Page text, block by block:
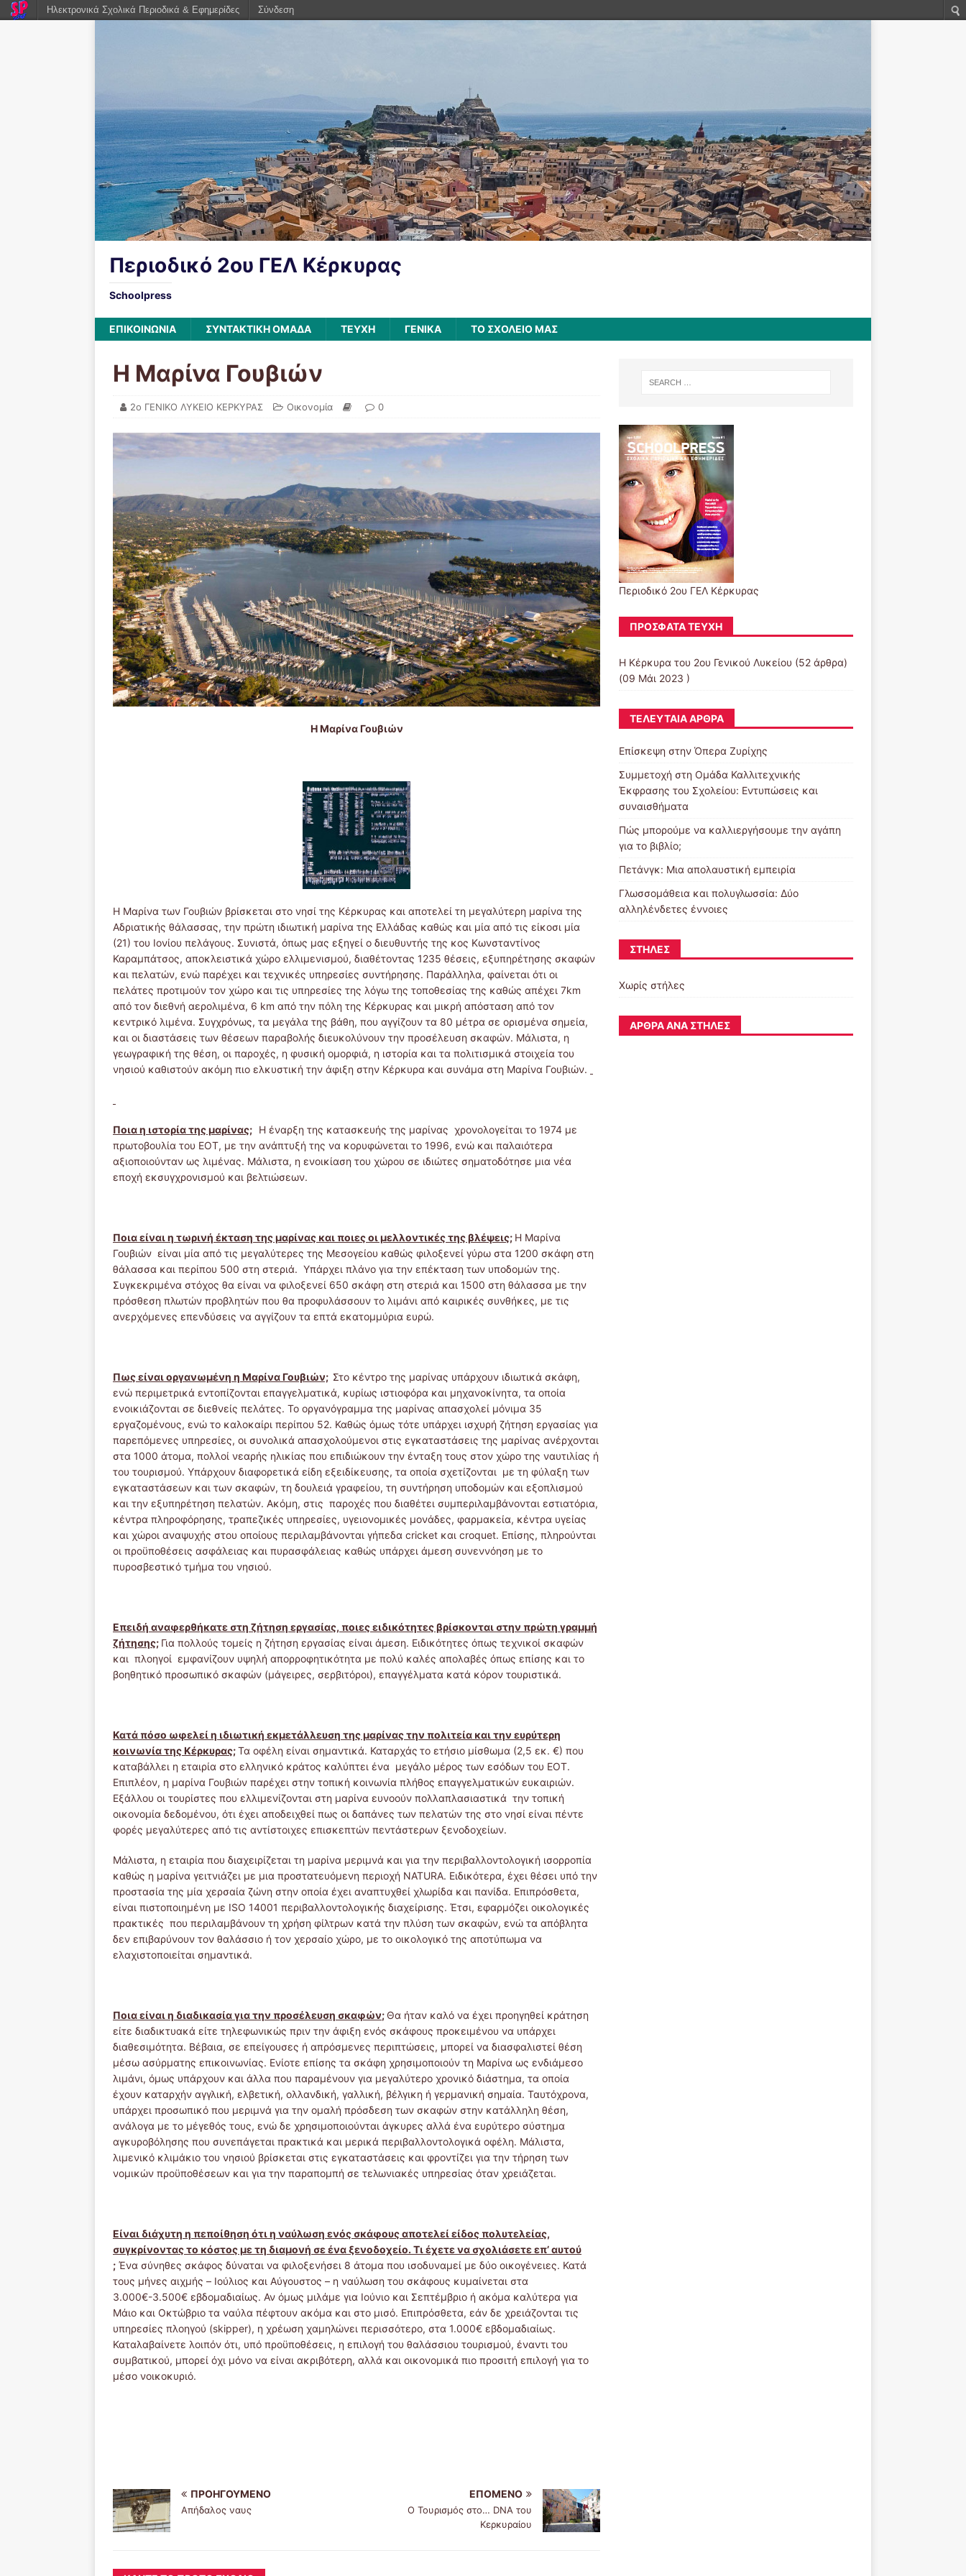
Περιοδικό 2ου ΓΕΛ Κέρκυρας
Schoolpress
ΕΠΙΚΟΙΝΩΝΙΑ ΣΥΝΤΑΚΤΙΚΗ ΟΜΑΔΑ ΤΕΥΧΗ ΓΕΝΙΚΆ ΤΟ ΣΧΟΛΕΙΟ ΜΑΣ
Η Μαρίνα Γουβιών
2ο ΓΕΝΙΚΟ ΛΥΚΕΙΟ ΚΕΡΚΥΡΑΣ Οικονομία 0
Η Μαρίνα Γουβιών
Η Μαρίνα των Γουβιών βρίσκεται στο νησί της Κέρκυρας και αποτελεί τη μεγαλύτερη μαρίνα της
Αδριατικής θάλασσας, την πρώτη ιδιωτική μαρίνα της Ελλάδας καθώς και μία από τις είκοσι μία
(21) του Ιονίου πελάγους. Συνιστά, όπως μας εξηγεί ο διευθυντής της κος Κωνσταντίνος
Καραμπάτσος, αποκλειστικά χώρο ελλιμενισμού, διαθέτοντας 1235 θέσεις, εξυπηρέτησης σκαφών
και πελατών, ενώ παρέχει και τεχνικές υπηρεσίες συντήρησης. Παράλληλα, φαίνεται ότι οι
πελάτες προτιμούν τον χώρο και τις υπηρεσίες της λόγω της τοποθεσίας της καθώς απέχει 7km
από τον διεθνή αερολιμένα, 6 km από την πόλη της Κέρκυρας και μικρή απόσταση από τον
κεντρικό λιμένα. Συγχρόνως, τα μεγάλα της βάθη, που αγγίζουν τα 80 μέτρα σε ορισμένα σημεία,
και οι διαστάσεις των θέσεων παραβολής διευκολύνουν την προσέλευση σκαφών. Μάλιστα, η
γεωγραφική της θέση, οι παροχές, η φυσική ομορφιά, η ιστορία και τα πολιτισμικά στοιχεία του
νησιού καθιστούν ακόμη πιο ελκυστική την άφιξη στην Κέρκυρα και συνάμα στη Μαρίνα Γουβιών.
Ποια η ιστορία της μαρίνας; Η έναρξη της κατασκευής της μαρίνας χρονολογείται το 1974 με
πρωτοβουλία του ΕΟΤ, με την ανάπτυξή της να κορυφώνεται το 1996, ενώ και παλαιότερα
αξιοποιούνταν ως λιμένας. Μάλιστα, η ενοικίαση του χώρου σε ιδιώτες σηματοδότησε μια νέα
εποχή εκσυγχρονισμού και βελτιώσεων.
Ποια είναι η τωρινή έκταση της μαρίνας και ποιες οι μελλοντικές της βλέψεις; Η Μαρίνα
Γουβιών είναι μία από τις μεγαλύτερες της Μεσογείου καθώς φιλοξενεί γύρω στα 1200 σκάφη στη
θάλασσα και περίπου 500 στη στεριά. Υπάρχει πλάνο για την επέκταση των υποδομών της.
Συγκεκριμένα στόχος θα είναι να φιλοξενεί 650 σκάφη στη στεριά και 1500 στη θάλασσα με την
πρόσθεση πλωτών προβλητών που θα προφυλάσσουν το λιμάνι από καιρικές συνθήκες, με τις
ανερχόμενες επενδύσεις να αγγίζουν τα επτά εκατομμύρια ευρώ.
Πως είναι οργανωμένη η Μαρίνα Γουβιών; Στο κέντρο της μαρίνας υπάρχουν ιδιωτικά σκάφη,
ενώ περιμετρικά εντοπίζονται επαγγελματικά, κυρίως ιστιοφόρα και μηχανοκίνητα, τα οποία
ενοικιάζονται σε διεθνείς πελάτες. Το οργανόγραμμα της μαρίνας απασχολεί μόνιμα 35
εργαζομένους, ενώ το καλοκαίρι περίπου 52. Καθώς όμως τότε υπάρχει ισχυρή ζήτηση εργασίας για
παρεπόμενες υπηρεσίες, οι συνολικά απασχολούμενοι στις εγκαταστάσεις της μαρίνας ανέρχονται
στα 1000 άτομα, πολλοί νεαρής ηλικίας που επιδιώκουν την ένταξη τους στον χώρο της ναυτιλίας ή
του τουρισμού. Υπάρχουν διαφορετικά είδη εξειδίκευσης, τα οποία σχετίζονται με τη φύλαξη των
εγκαταστάσεων και των σκαφών, τη δουλειά γραφείου, τη συντήρηση υποδομών και εξοπλισμού
και την εξυπηρέτηση πελατών. Ακόμη, στις παροχές που διαθέτει συμπεριλαμβάνονται εστιατόρια,
κέντρα πληροφόρησης, τραπεζικές υπηρεσίες, υγειονομικές μονάδες, φαρμακεία, κέντρα υγείας
και χώροι αναψυχής στου οποίους περιλαμβάνονται γήπεδα cricket και croquet. Επίσης, πληρούνται
οι προϋποθέσεις ασφάλειας και πυρασφάλειας καθώς υπάρχει άμεση συνεννόηση με το
πυροσβεστικό τμήμα του νησιού.
Επειδή αναφερθήκατε στη ζήτηση εργασίας, ποιες ειδικότητες βρίσκονται στην πρώτη γραμμή
ζήτησης; Για πολλούς τομείς η ζήτηση εργασίας είναι άμεση. Ειδικότητες όπως τεχνικοί σκαφών
και πλοηγοί εμφανίζουν υψηλή απορροφητικότητα με πολύ καλές απολαβές όπως επίσης και το
βοηθητικό προσωπικό σκαφών (μάγειρες, σερβιτόροι), επαγγέλματα κατά κόρον τουριστικά.
Κατά πόσο ωφελεί η ιδιωτική εκμετάλλευση της μαρίνας την πολιτεία και την ευρύτερη
κοινωνία της Κέρκυρας;Τα οφέλη είναι σημαντικά. Καταρχάς το ετήσιο μίσθωμα (2,5 εκ. €) που
καταβάλλει η εταιρία στο ελληνικό κράτος καλύπτει ένα μεγάλο μέρος των εσόδων του ΕΟΤ.
Επιπλέον, η μαρίνα Γουβιών παρέχει στην τοπική κοινωνία πλήθος επαγγελματικών ευκαιριών.
Εξάλλου οι τουρίστες που ελλιμενίζονται στη μαρίνα ευνοούν πολλαπλασιαστικά την τοπική
οικονομία δεδομένου, ότι έχει αποδειχθεί πως οι δαπάνες των πελατών της στο νησί είναι πέντε
φορές μεγαλύτερες από τις αντίστοιχες επισκεπτών πεντάστερων ξενοδοχείων.
Μάλιστα, η εταιρία που διαχειρίζεται τη μαρίνα μεριμνά και για την περιβαλλοντολογική ισορροπία
καθώς η μαρίνα γειτνιάζει με μια προστατευόμενη περιοχή NATURA. Ειδικότερα, έχει θέσει υπό την
προστασία της μία χερσαία ζώνη στην οποία έχει αναπτυχθεί χλωρίδα και πανίδα. Επιπρόσθετα,
είναι πιστοποιημένη με ΙSO 14001 περιβαλλοντολογικής διαχείρισης. Έτσι, εφαρμόζει οικολογικές
πρακτικές που περιλαμβάνουν τη χρήση φίλτρων κατά την πλύση των σκαφών, ενώ τα απόβλητα
δεν επιβαρύνουν τον θαλάσσιο ή τον χερσαίο χώρο, με το οικολογικό της αποτύπωμα να
ελαχιστοποιείται σημαντικά.
Ποια είναι η διαδικασία για την προσέλευση σκαφών; Θα ήταν καλό να έχει προηγηθεί κράτηση
είτε διαδικτυακά είτε τηλεφωνικώς πριν την άφιξη ενός σκάφους προκειμένου να υπάρχει
διαθεσιμότητα. Βέβαια, σε επείγουσες ή απρόσμενες περιπτώσεις, μπορεί να διασφαλιστεί θέση
μέσω ασύρματης επικοινωνίας. Ενίοτε επίσης τα σκάφη χρησιμοποιούν τη Μαρίνα ως ενδιάμεσο
λιμάνι, όμως υπάρχουν και άλλα που παραμένουν για μεγαλύτερο χρονικό διάστημα, τα οποία
έχουν καταρχήν αγγλική, ελβετική, ολλανδική, γαλλική, βέλγικη ή γερμανική σημαία. Ταυτόχρονα,
υπάρχει προσωπικό που μεριμνά για την ομαλή πρόσδεση των σκαφών στην κατάλληλη θέση,
ανάλογα με το μέγεθός τους, ενώ δε χρησιμοποιούνται άγκυρες αλλά ένα ευρύτερο σύστημα
αγκυροβόλησης που συνεπάγεται πρακτικά και μερικά περιβαλλοντολογικά οφέλη. Μάλιστα,
λιμενικό κλιμάκιο του νησιού βρίσκεται στις εγκαταστάσεις και φροντίζει για την τήρηση των
νομικών προϋποθέσεων και για την παραπομπή σε τελωνιακές υπηρεσίας όταν χρειάζεται.
Είναι διάχυτη η πεποίθηση ότι η ναύλωση ενός σκάφους αποτελεί είδος πολυτελείας,
συγκρίνοντας το κόστος με τη διαμονή σε ένα ξενοδοχείο. Τι έχετε να σχολιάσετε επ’ αυτού
; Ένα σύνηθες σκάφος δύναται να φιλοξενήσει 8 άτομα που ισοδυναμεί με δύο οικογένειες. Κατά
τους μήνες αιχμής – Ιούλιος και Αύγουστος – η ναύλωση του σκάφους κυμαίνεται στα
3.000€-3.500€ εβδομαδιαίως. Αν όμως μιλάμε για Ιούνιο και Σεπτέμβριο ή ακόμα καλύτερα για
Μάιο και Οκτώβριο τα ναύλα πέφτουν ακόμα και στο μισό. Επιπρόσθετα, εάν δε χρειάζονται τις
υπηρεσίες πλοηγού (skipper), η χρέωση χαμηλώνει περισσότερο, στα 1.000€ εβδομαδιαίως.
Καταλαβαίνετε λοιπόν ότι, υπό προϋποθέσεις, η επιλογή του θαλάσσιου τουρισμού, έναντι του
συμβατικού, μπορεί όχι μόνο να είναι ακριβότερη, αλλά και οικονομικά πιο προσιτή επιλογή για το
μέσο νοικοκυριό.
ΠΡΟΗΓΟΎΜΕΝΟ
Απήδαλος ναυς
ΕΠΌΜΕΝΟ
Ο Τουρισμός στο… DNA του
Κερκυραίου
Περιοδικό 2ου ΓΕΛ Κέρκυρας
ΠΡΌΣΦΑΤΑ ΤΕΎΧΗ
Η Κέρκυρα του 2ου Γενικού Λυκείου (52 άρθρα)
(09 Μάι 2023 )
ΤΕΛΕΥΤΑΊΑ ΆΡΘΡΑ
Επίσκεψη στην Όπερα Ζυρίχης
Συμμετοχή στη Ομάδα Καλλιτεχνικής
Έκφρασης του Σχολείου: Εντυπώσεις και
συναισθήματα
Πώς μπορούμε να καλλιεργήσουμε την αγάπη
για το βιβλίο;
Πετάνγκ: Μια απολαυστική εμπειρία
Γλωσσομάθεια και πολυγλωσσία: Δύο
αλληλένδετες έννοιες
ΣΤΉΛΕΣ
Χωρίς στήλες
ΆΡΘΡΑ ΑΝΆ ΣΤΉΛΕΣ
Ηλεκτρονικά Σχολικά Περιοδικά & Εφημερίδες Σύνδεση